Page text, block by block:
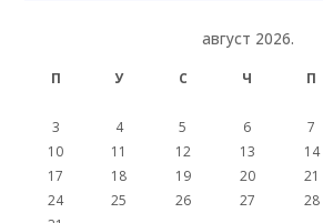
август 2026.
П У С Ч П
3
4 5 6 7
10
11 12 13 14
17
18 19 20 21
24
25 26 27 28